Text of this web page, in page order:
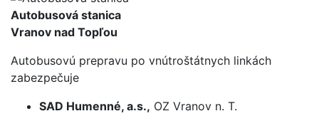
Autobusová stanica
Vranov nad Topľou
Autobusovú prepravu po vnútroštátnych linkách
zabezpečuje
SAD Humenné, a.s., OZ Vranov n. T.